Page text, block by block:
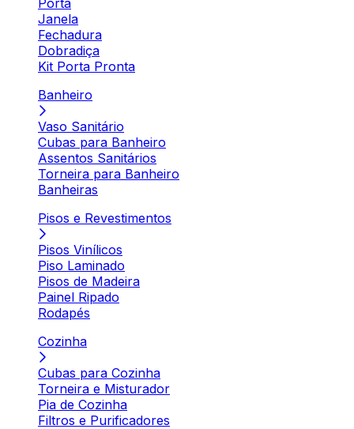
Porta
Janela
Fechadura
Dobradiça
Kit Porta Pronta
Banheiro
Vaso Sanitário
Cubas para Banheiro
Assentos Sanitários
Torneira para Banheiro
Banheiras
Pisos e Revestimentos
Pisos Vinílicos
Piso Laminado
Pisos de Madeira
Painel Ripado
Rodapés
Cozinha
Cubas para Cozinha
Torneira e Misturador
Pia de Cozinha
Filtros e Purificadores